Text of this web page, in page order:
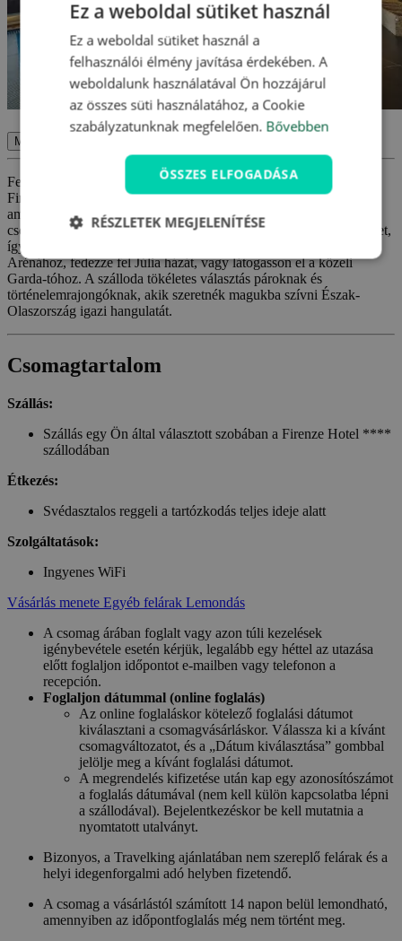
Megerősítés
Fedezze fel a romantikus Verona varázsát, és élvezze a pihenést a
Firenze Hotel **** szállodában közvetlenül a Porta Nuovanál,
amely kiváló kiindulópont a történelmi központ felfedezéséhez. A
csomagunknak köszönhetően gazdag svédasztalos reggelit élvezhet,
így minden napot kellemesen kezdhet. Látogasson el az ikonikus
Arénához, fedezze fel Júlia házát, vagy látogasson el a közeli
Garda-tóhoz. A szálloda tökéletes választás pároknak és
történelemrajongóknak, akik szeretnék magukba szívni Észak-
Olaszország igazi hangulatát.
Csomagtartalom
Szállás:
Szállás egy Ön által választott szobában a Firenze Hotel ****
szállodában
Étkezés:
Svédasztalos reggeli a tartózkodás teljes ideje alatt
Szolgáltatások:
Ingyenes WiFi
Vásárlás menete Egyéb felárak Lemondás
A csomag árában foglalt vagy azon túli kezelések
igénybevétele esetén kérjük, legalább egy héttel az utazása
előtt foglaljon időpontot e-mailben vagy telefonon a
recepción.
Foglaljon dátummal (online foglalás)
Az online foglaláskor kötelező foglalási dátumot
kiválasztani a csomagvásárláskor. Válassza ki a kívánt
csomagváltozatot, és a „Dátum kiválasztása” gombbal
jelölje meg a kívánt foglalási dátumot.
A megrendelés kifizetése után kap egy azonosítószámot
a foglalás dátumával (nem kell külön kapcsolatba lépni
a szállodával). Bejelentkezéskor be kell mutatnia a
nyomtatott utalványt.
Bizonyos, a Travelking ajánlatában nem szereplő felárak és a
helyi idegenforgalmi adó helyben fizetendő.
A csomag a vásárlástól számított 14 napon belül lemondható,
amennyiben az időpontfoglalás még nem történt meg.
Ez a weboldal sütiket használ
Ez a weboldal sütiket használ a
felhasználói élmény javítása érdekében. A
weboldalunk használatával Ön hozzájárul
az összes süti használatához, a Cookie
szabályzatunknak megfelelően. Bővebben
ÖSSZES ELFOGADÁSA
RÉSZLETEK MEGJELENÍTÉSE